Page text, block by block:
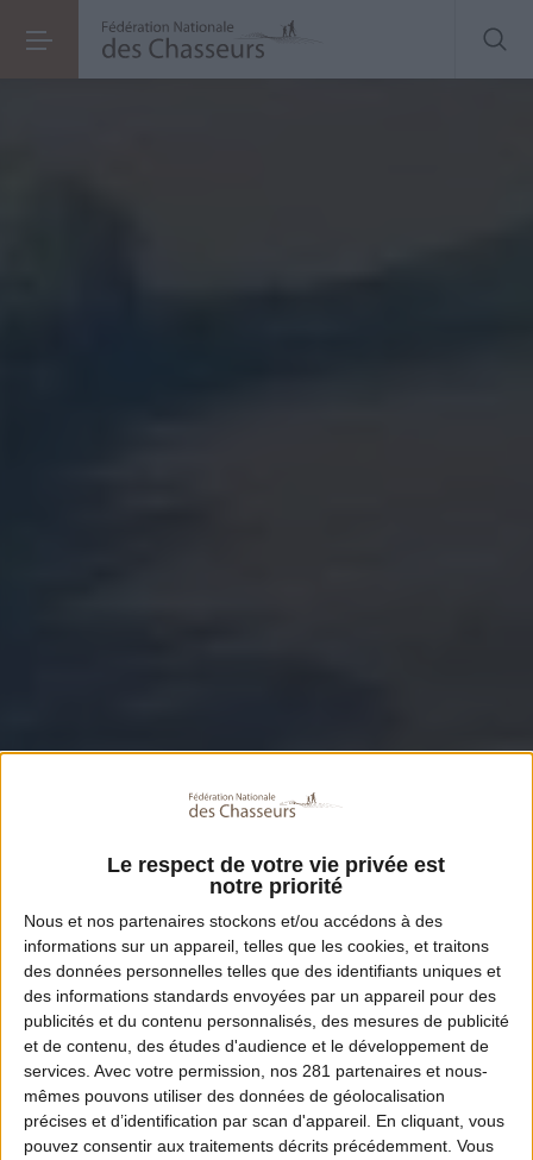
Le respect de votre vie privée est
notre priorité
Nous et nos partenaires stockons et/ou accédons à des
informations sur un appareil, telles que les cookies, et traitons
des données personnelles telles que des identifiants uniques et
des informations standards envoyées par un appareil pour des
publicités et du contenu personnalisés, des mesures de publicité
et de contenu, des études d'audience et le développement de
services. Avec votre permission, nos 281 partenaires et nous-
mêmes pouvons utiliser des données de géolocalisation
précises et d’identification par scan d'appareil. En cliquant, vous
pouvez consentir aux traitements décrits précédemment. Vous